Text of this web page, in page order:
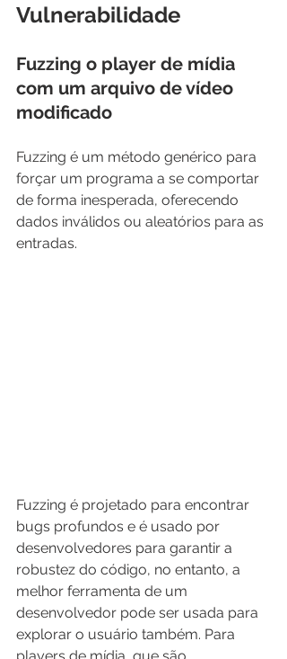
Vulnerabilidade
Fuzzing o player de mídia
com um arquivo de vídeo
modificado
Fuzzing é um método genérico para
forçar um programa a se comportar
de forma inesperada, oferecendo
dados inválidos ou aleatórios para as
entradas.
Fuzzing é projetado para encontrar
bugs profundos e é usado por
desenvolvedores para garantir a
robustez do código, no entanto, a
melhor ferramenta de um
desenvolvedor pode ser usada para
explorar o usuário também. Para